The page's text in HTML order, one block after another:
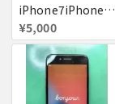
iPhone7iPhone8ジャンク
¥5,000